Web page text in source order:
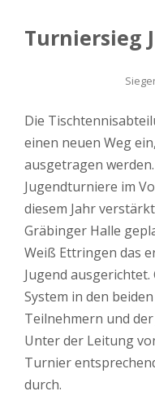
Turniersieg
Die
einen neuen Weg
ausgetragen
Jugendturniere im
diesem Jahr
Gräbinger Halle
Weiß Ettringen das
Jugend
System in den
Teilnehmern und der
Unter der Leitung
Turnier
durch.